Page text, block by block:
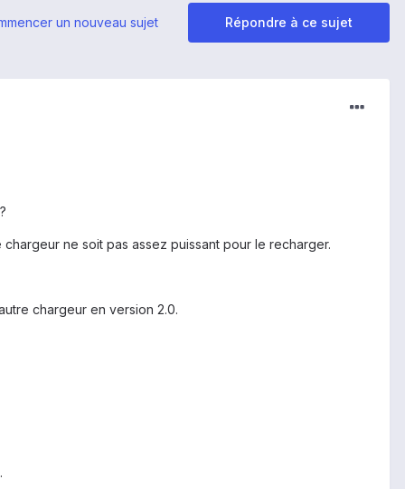
Répondre à ce sujet
un nouveau sujet
ne soit pas assez puissant pour le recharger.
chargeur en version 2.0.